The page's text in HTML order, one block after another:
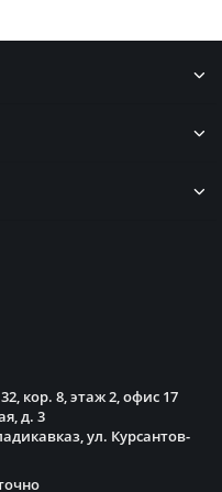
кор. 8, этаж 2, офис 17
д. 3
ул. Курсантов-